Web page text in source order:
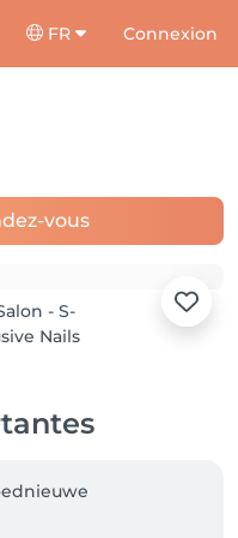
FR Connexion
vous